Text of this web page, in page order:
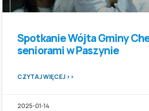
Spotkanie Wójta Gminy
seniorami w Paszynie
CZYTAJ WIĘCEJ >>
2025-01-14